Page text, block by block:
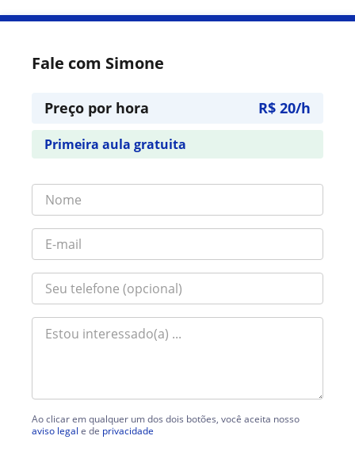
Fale com Simone
Preço por hora R$ 20/h
Primeira aula gratuita
Ao clicar em qualquer um dos dois botões, você aceita nosso
aviso legal e de privacidade